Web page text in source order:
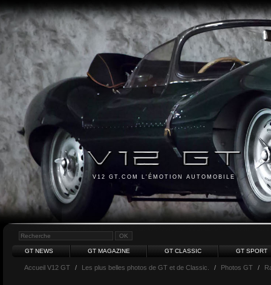
V12 GT.COM L'ÉMOTION AUTOMOBILE
GT NEWS GT MAGAZINE GT CLASSIC GT SPORT
Accueil V12 GT / Les plus belles photos de GT et de Classic. / Photos GT /